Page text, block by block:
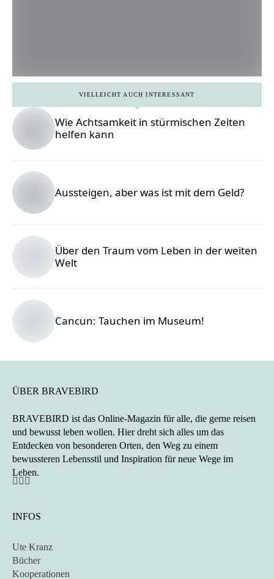
VIELLEICHT AUCH INTERESSANT
Wie Achtsamkeit in stürmischen Zeiten
helfen kann
Aussteigen, aber was ist mit dem Geld?
Über den Traum vom Leben in der weiten
Welt
Cancun: Tauchen im Museum!
ÜBER BRAVEBIRD
BRAVEBIRD ist das Online-Magazin für alle, die gerne reisen
und bewusst leben wollen. Hier dreht sich alles um das
Entdecken von besonderen Orten, den Weg zu einem
bewussteren Lebensstil und Inspiration für neue Wege im
Leben.
INFOS
Ute Kranz
Bücher
Kooperationen